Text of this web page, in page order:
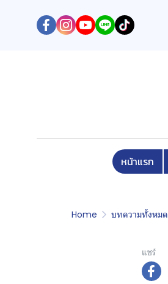
หน้าแรก
Home บทความทั้งหมด
แชร์